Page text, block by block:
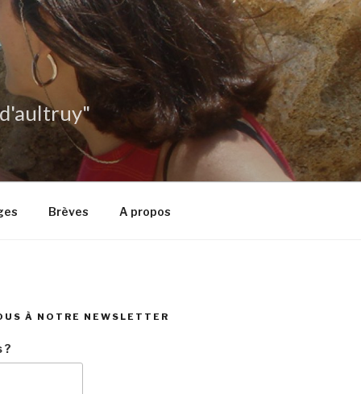
Brèves A propos
À NOTRE NEWSLETTER
?